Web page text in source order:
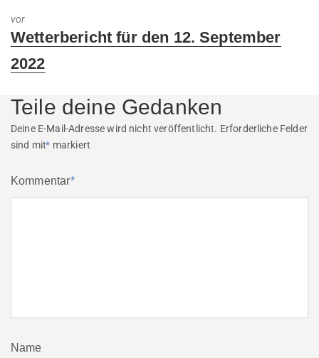
vor
Next
Wetterbericht für den 12. September
2022
Teile deine Gedanken
Deine E-Mail-Adresse wird nicht veröffentlicht. Erforderliche Felder
sind mit* markiert
Kommentar*
Name